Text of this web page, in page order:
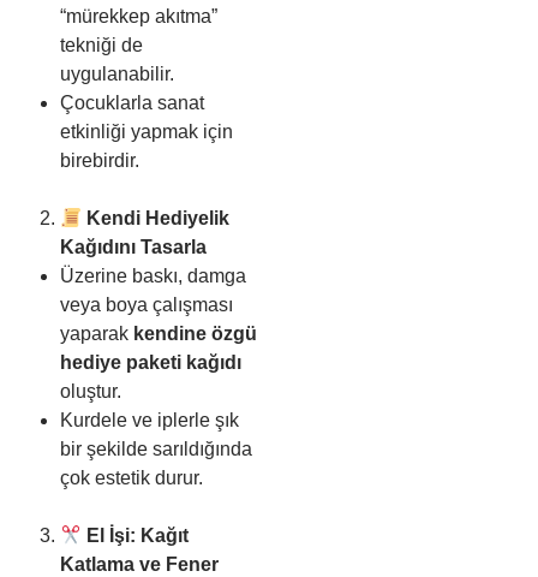
“mürekkep akıtma”
tekniği de
uygulanabilir.
Çocuklarla sanat
etkinliği yapmak için
birebirdir.
Kendi Hediyelik
Kağıdını Tasarla
Üzerine baskı, damga
veya boya çalışması
yaparak kendine özgü
hediye paketi kağıdı
oluştur.
Kurdele ve iplerle şık
bir şekilde sarıldığında
çok estetik durur.
El İşi: Kağıt
Katlama ve Fener